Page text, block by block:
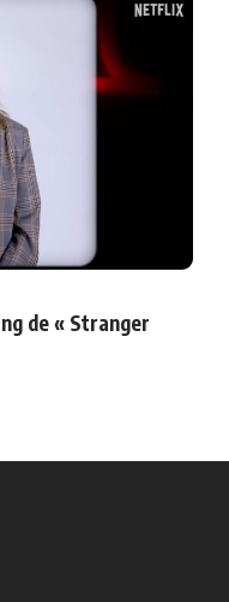
de « Stranger